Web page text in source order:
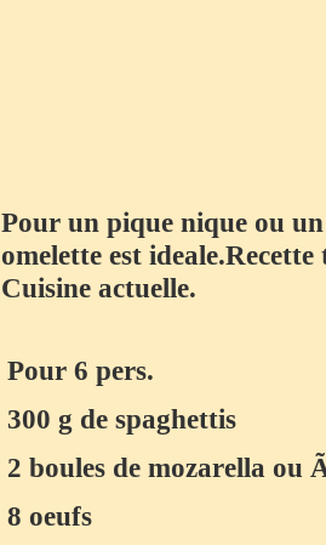
Pour un pique nique ou
omelette est
Cuisine actuelle.
Pour 6 pers.
300 g de spaghettis
2 boules de mozarella ou
8 oeufs